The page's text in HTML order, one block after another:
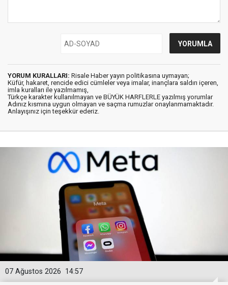
YORUM KURALLARI: Risale Haber yayın politikasına uymayan;
Küfür, hakaret, rencide edici cümleler veya imalar, inançlara saldırı içeren,
imla kuralları ile yazılmamış,
Türkçe karakter kullanılmayan ve BÜYÜK HARFLERLE yazılmış yorumlar
Adınız kısmına uygun olmayan ve saçma rumuzlar onaylanmamaktadır.
Anlayışınız için teşekkür ederiz.
14:57
07 Ağustos 2026